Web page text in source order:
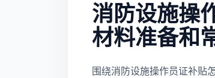
消防设施操
材料准备和
围绕消防设施操作员证补贴